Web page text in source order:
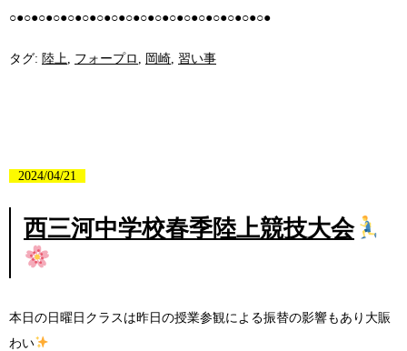
○●○●○●○●○●○●○●○●○●○●○●○●○●○●○●○●○●○●
タグ: 陸上, フォープロ , 岡崎, 習い事
2024/04/21
西三河中学校春季陸上競技大会
本日の日曜日クラスは昨日の授業参観による振替の影響もあり大賑
わい